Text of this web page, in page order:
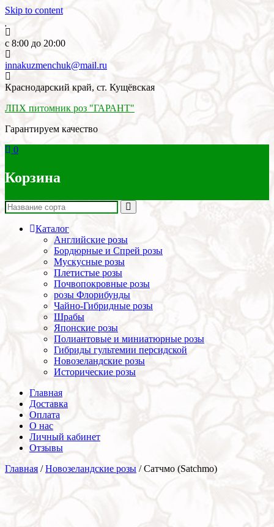
Skip to content
c 8:00 до 20:00
innakuzmenchuk@mail.ru
Краснодарский край, ст. Кущёвская
ЛПХ питомник роз "ГАРАНТ"
Гарантируем качество
0
Корзина
Каталог
Английские розы
Бордюрные и Спрей розы
Мускусные розы
Плетистые розы
Почвопокровные розы
розы Флорибунды
Чайно-Гибридные розы
Шрабы
Японские розы
Полиантовые и миниатюрные розы
Гибриды гультемии персидской
Новозеландские розы
Исторические розы
Главная
Доставка
Оплата
О нас
Личный кабинет
Отзывы
Главная /Новозеландские розы / Сатчмо (Satchmo)